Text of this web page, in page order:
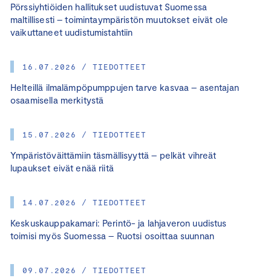
Pörssiyhtiöiden hallitukset uudistuvat Suomessa
maltillisesti – toimintaympäristön muutokset eivät ole
vaikuttaneet uudistumistahtiin
16.07.2026 / TIEDOTTEET
Helteillä ilmalämpöpumppujen tarve kasvaa – asentajan
osaamisella merkitystä
15.07.2026 / TIEDOTTEET
Ympäristöväittämiin täsmällisyyttä – pelkät vihreät
lupaukset eivät enää riitä
14.07.2026 / TIEDOTTEET
Keskuskauppakamari: Perintö- ja lahjaveron uudistus
toimisi myös Suomessa – Ruotsi osoittaa suunnan
09.07.2026 / TIEDOTTEET